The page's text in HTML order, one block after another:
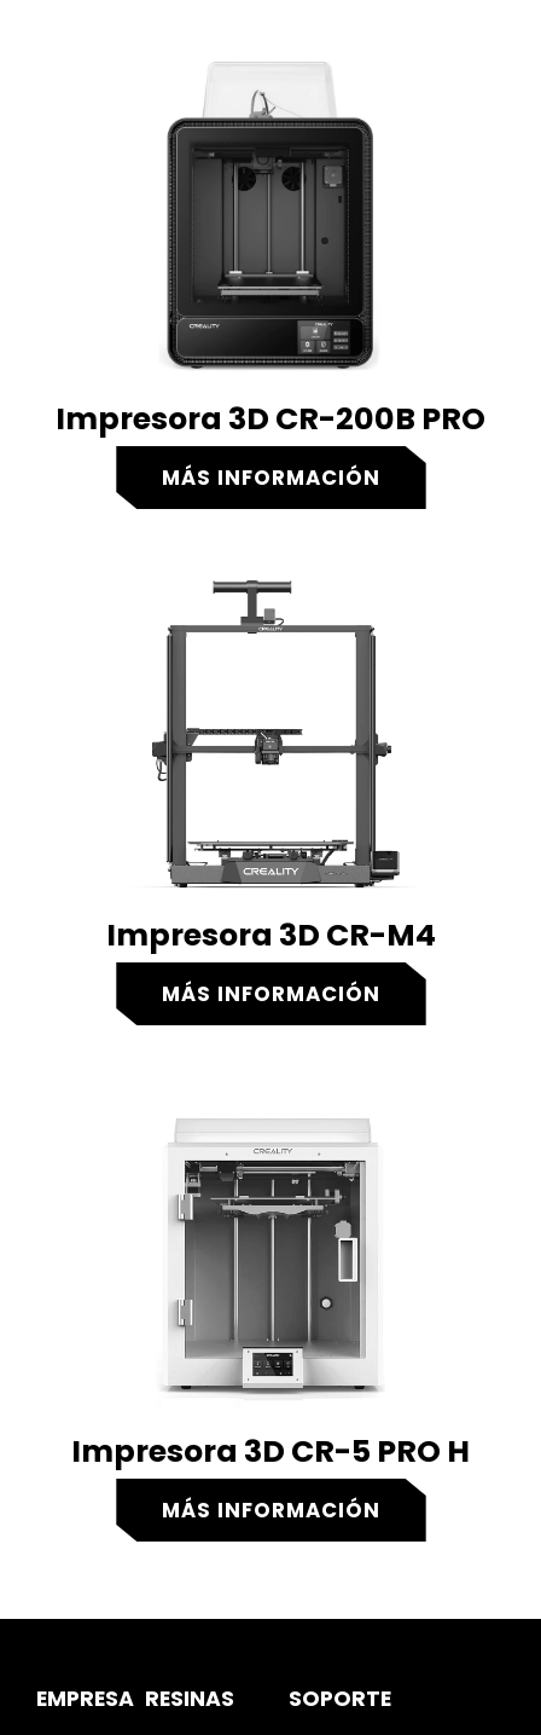
Impresora 3D CR-200B PRO
MÁS INFORMACIÓN
Impresora 3D CR-M4
MÁS INFORMACIÓN
Impresora 3D CR-5 PRO H
MÁS INFORMACIÓN
EMPRESA RESINAS SOPORTE